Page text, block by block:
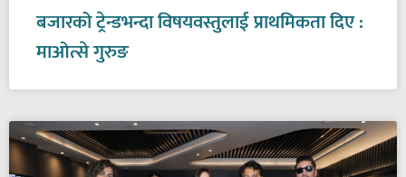
बजारको ट्रेन्डभन्दा विषयवस्तुलाई प्राथमिकता दिए :
माओत्से गुरुङ